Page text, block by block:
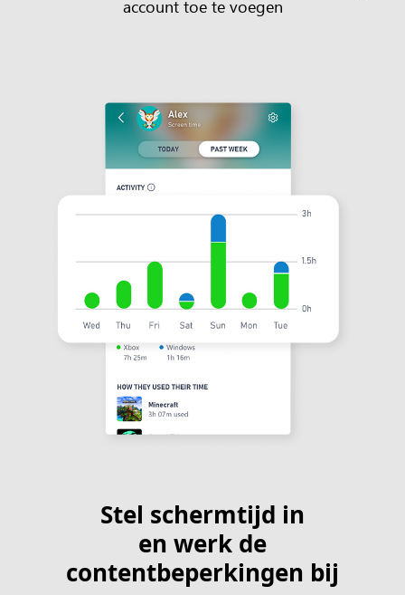
account toe te voegen
Stel schermtijd in
en werk de
contentbeperkingen bij